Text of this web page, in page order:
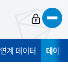
연계 데이터 데이